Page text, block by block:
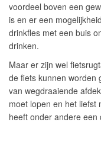
voordeel boven een
is en er een
drinkfles met een buis
drinken.
Maar er zijn wel
de fiets kunnen worden
van wegdraaiende
moet lopen en het liefst
heeft onder andere een